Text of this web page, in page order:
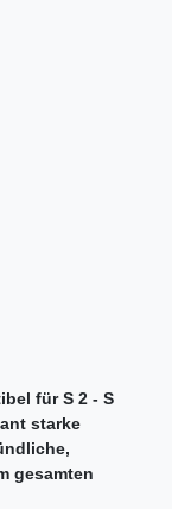
für S 2 - S
starke
gesamten